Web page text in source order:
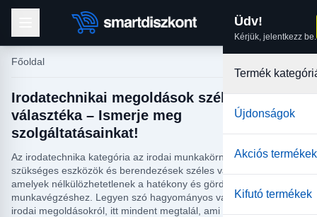
Üdv!
Kérjük, jelentkezz be.
Termék
Újdonságok
Akciós termékek
Kifutó termékek
Főoldal
Irodatechnikai megoldások széles
választéka – Ismerje meg
szolgáltatásainkat!
Az irodatechnika kategória az irodai munkakörnyezetekhez
szükséges eszközök és berendezések széles választékát kínálja,
amelyek nélkülözhetetlenek a hatékony és gördülékeny
munkavégzéshez. Legyen szó hagyományos vagy modernebb
irodai megoldásokról, itt mindent megtalál, ami az irodai feladatok